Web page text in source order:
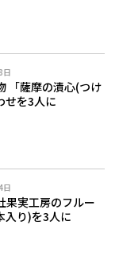
日
「薩摩の漬心(つけ
せを3人に
日
果実工房のフルー
入り)を3人に